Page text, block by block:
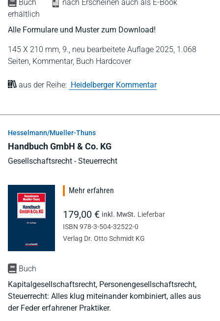
Buch
nach Erscheinen auch als E-Book
erhältlich
Alle Formulare und Muster zum Download!
145 X 210 mm, 9., neu bearbeitete Auflage 2025, 1.068
Seiten, Kommentar, Buch Hardcover
aus der Reihe: Heidelberger Kommentar
Hesselmann/Mueller-Thuns
Handbuch GmbH & Co. KG
Gesellschaftsrecht - Steuerrecht
Buch
Kapitalgesellschaftsrecht, Personengesellschaftsrecht,
Steuerrecht: Alles klug miteinander kombiniert, alles aus
der Feder erfahrener Praktiker.
Mehr erfahren
179,00 € inkl. MwSt. Lieferbar
ISBN 978-3-504-32522-0
Verlag Dr. Otto Schmidt KG